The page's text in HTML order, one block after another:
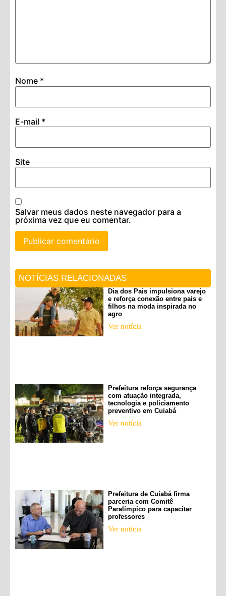
Nome *
E-mail *
Site
Salvar meus dados neste navegador para a
próxima vez que eu comentar.
NOTÍCIAS RELACIONADAS
Dia dos Pais impulsiona varejo
e reforça conexão entre pais e
filhos na moda inspirada no
agro
Ver notícia
Prefeitura reforça segurança
com atuação integrada,
tecnologia e policiamento
preventivo em Cuiabá
Ver notícia
Prefeitura de Cuiabá firma
parceria com Comitê
Paralímpico para capacitar
professores
Ver notícia